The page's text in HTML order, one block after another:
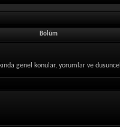
Bölüm
genel konular, yorumlar ve